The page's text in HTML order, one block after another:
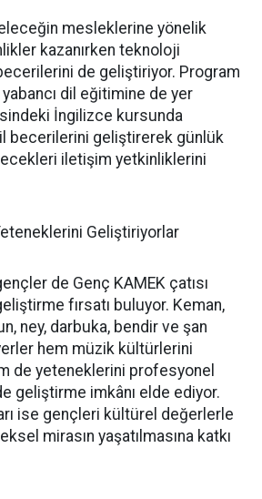
mesleklerine yönelik
kazanırken teknoloji
de geliştiriyor. Program
yabancı dil eğitimine de yer
İngilizce kursunda
becerilerini geliştirerek günlük
iletişim yetkinliklerini
Geliştiriyorlar
de Genç KAMEK çatısı
fırsatı buluyor. Keman,
ney, darbuka, bendir ve şan
hem müzik kültürlerini
de yeteneklerini profesyonel
geliştirme imkânı elde ediyor.
ise gençleri kültürel değerlerle
mirasın yaşatılmasına katkı